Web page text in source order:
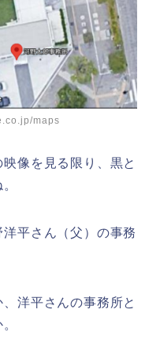
maps
像を見る限り、黒と
平さん（父）の事務
洋平さんの事務所と